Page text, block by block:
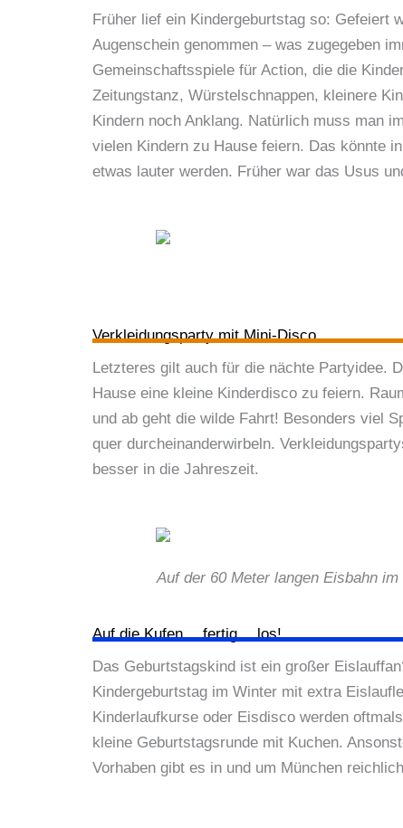
Früher lief ein Kindergeburtstag so: Gefeiert
Augenschein genommen – was zugegeben
Gemeinschaftsspiele für Action, die die
Zeitungstanz, Würs­telschnappen, kleinere
Kindern noch Anklang. Natürlich muss man
vielen Kindern zu Hause feiern. Das könnte
etwas lauter werden. Früher war das Usus
Verkleidungsparty mit Mini-Disco
Letzteres gilt auch für die nächte Partyidee.
Hause eine kleine Kinderdisco zu feiern.
und ab geht die wilde Fahrt! Besonders viel
quer durcheinanderwirbeln.
besser in die Jahreszeit.
Auf der 60 Meter langen Eisbahn
Auf die Kufen… fertig… los!
Das Geburtstagskind ist ein großer
Kindergeburtstag im Winter mit extra
Kinderlaufkurse oder Eisdisco werden
kleine Geburtstagsrunde mit Kuchen.
Vorhaben gibt es in und um München